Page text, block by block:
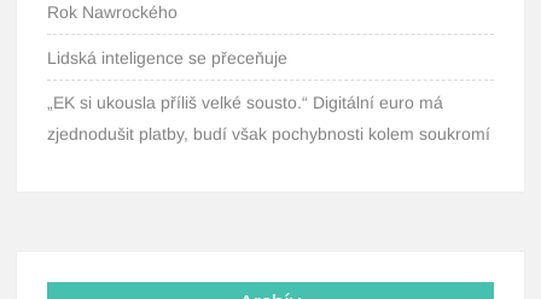
Rok Nawrockého
Lidská inteligence se přeceňuje
„EK si ukousla příliš velké sousto.“ Digitální euro má
zjednodušit platby, budí však pochybnosti kolem soukromí